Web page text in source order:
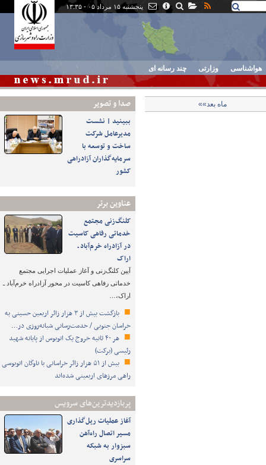
پنجشنبه ۱۵ مرداد ۰۵ - ۱۳:۳۵
هواشناسی وزارتی چند رسانه ای
صدا و تصوير
ببینید | نشست
مدیرعامل شرکت
ساخت و توسعه با
سرمایه‌گذاران آزادراهی
کشور
عناوین برتر
کلنگ‌زنی مجتمع
خدماتی رفاهی کاسیت
در آزادراه خرم‌آباد ـ
اراک
آیین کلنگ‌زنی و آغاز عملیات اجرایی مجتمع
خدماتی رفاهی کاسیت در محور آزادراه خرم‌آباد ـ
اراک،…
بازگشت بیش از ۳ هزار زائر اربعین حسینی به
خراسان جنوبی / خدمت‌رسانی شبانه‌روزی در…
هر ۴۰ ثانیه خروج یک اتوبوس از پایانه شهید
رئیسی (برکت)
بیش از ۵۱ هزار زائر خراسانی با ناوگان اتوبوسی
راهی مرزهای اربعینی شده‌اند
پربازدیدترین‌های سرویس
آغاز عملیات ریل‌گذاری
مسیر اتصال راه‌آهن
سبزوار به شبکه
سراسری
ماه بعد»»